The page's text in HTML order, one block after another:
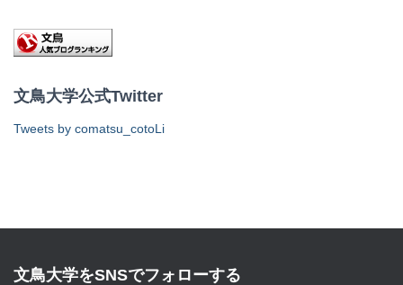
文鳥大学公式Twitter
Tweets by comatsu_cotoLi
文鳥大学をSNSでフォローする